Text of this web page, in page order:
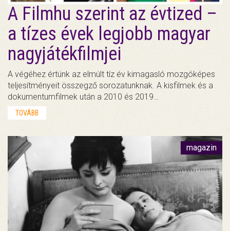
A Filmhu szerint az évtized –
a tízes évek legjobb magyar
nagyjátékfilmjei
A végéhez értünk az elmúlt tíz év kimagasló mozgóképes
teljesítményeit összegző sorozatunknak. A kisfilmek és a
dokumentumfilmek után a 2010 és 2019…
TOVÁBB
magazin